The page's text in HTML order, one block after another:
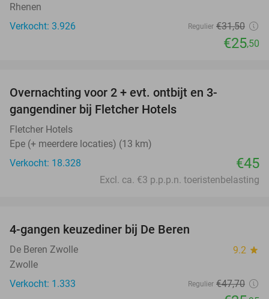
Rhenen
Verkocht: 3.926
Regulier €31,50
€25,50
Overnachting voor 2 + evt. ontbijt en 3-
gangendiner bij Fletcher Hotels
Fletcher Hotels
Epe (+ meerdere locaties) (13 km)
Verkocht: 18.328
€45
Excl. ca. €3 p.p.p.n. toeristenbelasting
4-gangen keuzediner bij De Beren
De Beren Zwolle 9.2 star
Zwolle
Verkocht: 1.333
Regulier €47,70